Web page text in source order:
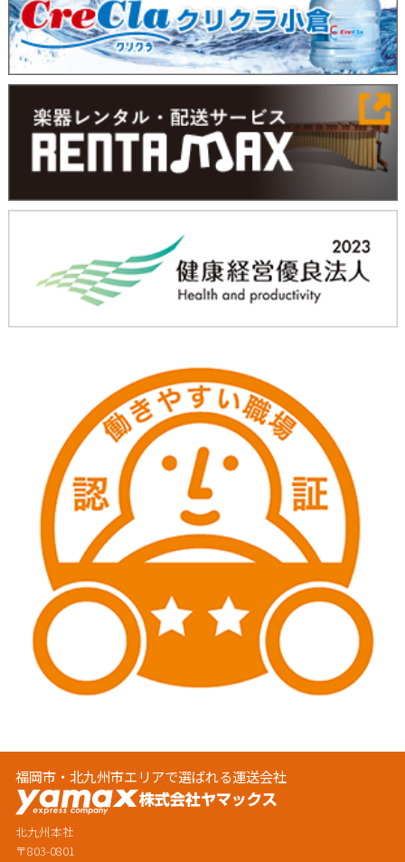
福岡市・北九州市エリアで選ばれる運送会社
北九州本社
〒803-0801